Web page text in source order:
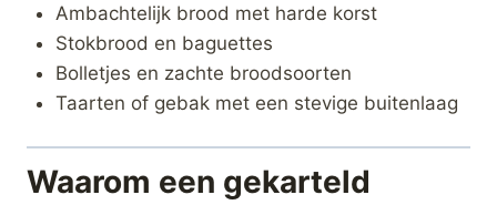
Ambachtelijk brood met harde korst
Stokbrood en baguettes
Bolletjes en zachte broodsoorten
Taarten of gebak met een stevige buitenlaag
Waarom een gekarteld